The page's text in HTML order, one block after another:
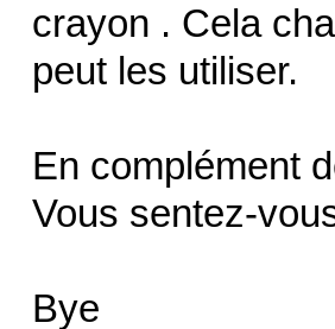
crayon . Cela
peut les utiliser.
En complément
Vous sentez-
Bye